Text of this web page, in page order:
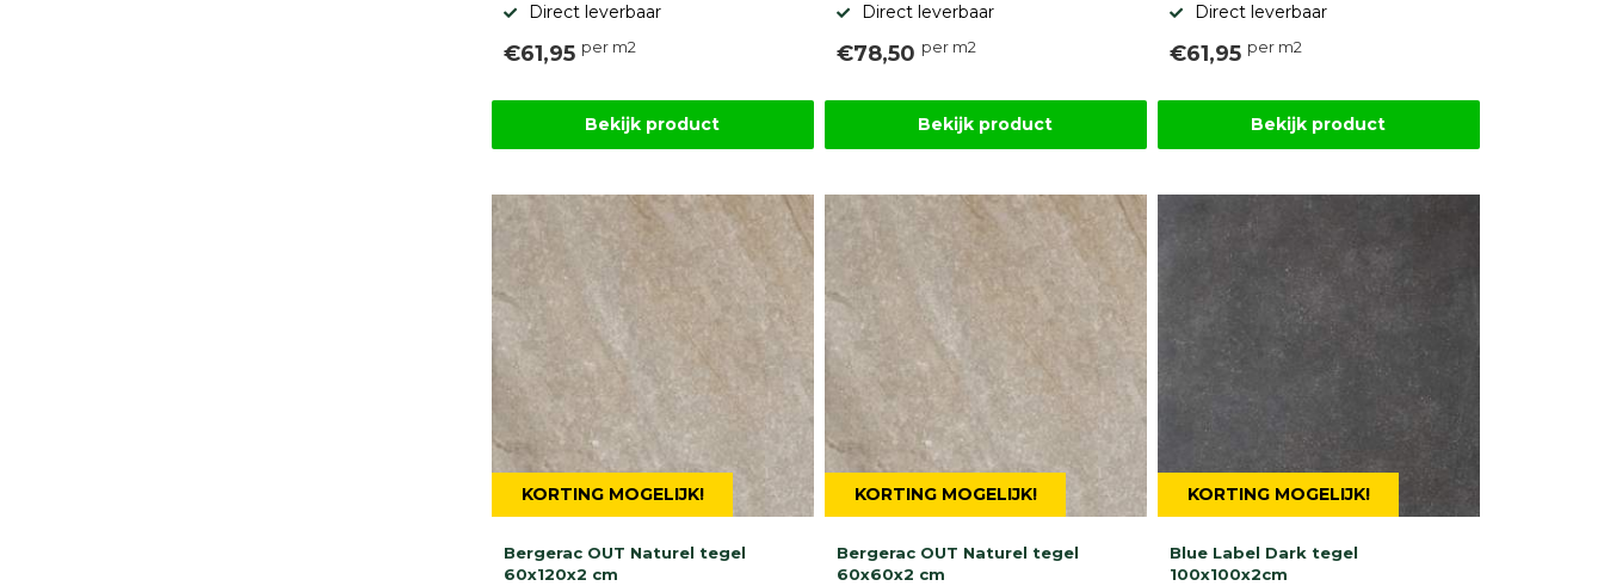
Direct leverbaar
€61,95 per m2
Bekijk product
Direct leverbaar
€78,50 per m2
Bekijk product
Direct leverbaar
€61,95 per m2
Bekijk product
KORTING MOGELIJK!
Bergerac OUT Naturel tegel
60x120x2 cm
KORTING MOGELIJK!
Bergerac OUT Naturel tegel
60x60x2 cm
KORTING MOGELIJK!
Blue Label Dark tegel
100x100x2cm